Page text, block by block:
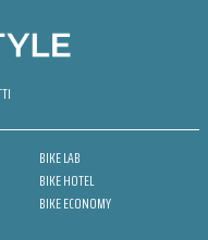
BIKE LAB
BIKE HOTEL
BIKE ECONOMY